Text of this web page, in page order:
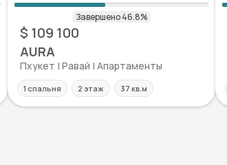
$ 109 100
AURA
Пхукет | Равай | Апартаменты
1 спальня 2 этаж 37 кв.м